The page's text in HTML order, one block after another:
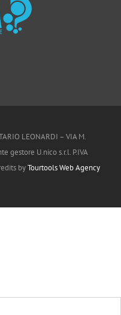
LEONARDI – VIA M.
gestore U.nico s.r.l. P.IVA
byTourtools Web Agency